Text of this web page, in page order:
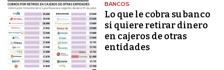
BANCOS
Lo que le cobra su banco
si quiere retirar dinero
en cajeros de otras
entidades